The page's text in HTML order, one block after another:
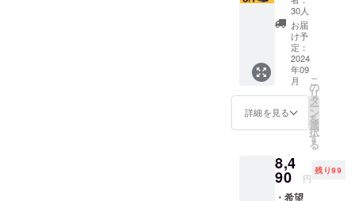
る可能
性もご
ざいま
す。ご
了承く
ださ
い。 ※
ご支援
により
上した
場合、
正規販
販売予
定価格
に対す
るもの
です。
3A ■入
力端子:
Type-A
USB端
子 ■
セット
内容：
巻取り
ケーブ
ル」×1
工程上
の都合
等によ
り出荷
時期が
遅れる
ことが
ござい
ます。
送料・
消費税
込みの
より
22%OF
F ※日本
語取扱
説明書
及び商
品到着
後1ヶ月
間の交
換保証
付き ・
ド型モ
バイル
バッテ
30人
お届
け予
定：
2024
年09
月
詳細を見る
こ
の
リ
タ
ー
ン
を
選
択
す
る
8,4
90 円
残り99
・希望